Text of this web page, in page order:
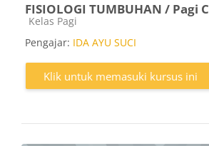
FISIOLOGI TUMBUHAN / Pagi C
Kategori kursus
Kelas Pagi
Pengajar: IDA AYU SUCI
Klik untuk memasuki kursus ini